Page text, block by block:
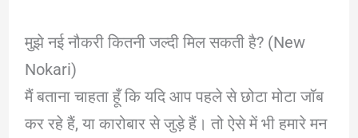
मुझे नई नौकरी कितनी जल्दी मिल सकती है? (New
Nokari)
मैं बताना चाहता हूँ कि यदि आप पहले से छोटा मोटा जॉब
कर रहे हैं, या कारोबार से जुड़े हैं। तो ऐसे में भी हमारे मन